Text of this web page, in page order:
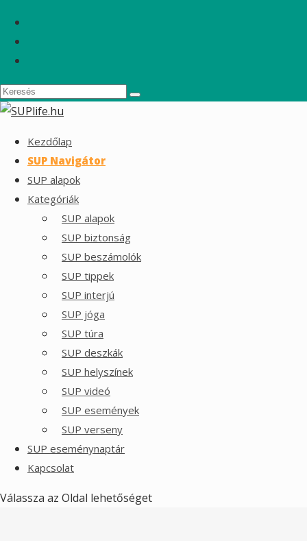
Kezdőlap
SUP Navigátor
SUP alapok
Kategóriák
SUP alapok
SUP biztonság
SUP beszámolók
SUP tippek
SUP interjú
SUP jóga
SUP túra
SUP deszkák
SUP helyszínek
SUP videó
SUP események
SUP verseny
SUP eseménynaptár
Kapcsolat
Válassza az Oldal lehetőséget